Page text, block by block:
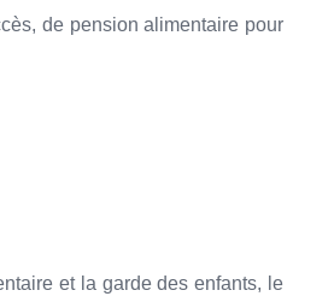
de pension alimentaire pour
et la garde des enfants, le